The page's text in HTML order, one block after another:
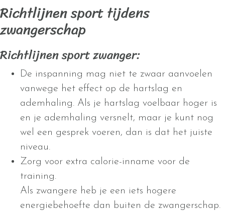
Richtlijnen sport tijdens
zwangerschap
Richtlijnen sport zwanger:
De inspanning mag niet te zwaar aanvoelen
vanwege het effect op de hartslag en
ademhaling. Als je hartslag voelbaar hoger is
en je ademhaling versnelt, maar je kunt nog
wel een gesprek voeren, dan is dat het juiste
niveau.
Zorg voor extra calorie-inname voor de
training.
Als zwangere heb je een iets hogere
energiebehoefte dan buiten de zwangerschap.